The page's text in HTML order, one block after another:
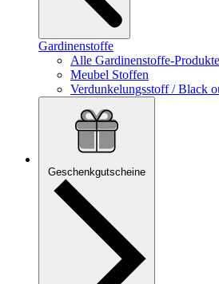
Gardinenstoffe
Alle Gardinenstoffe-Produkte
Meubel Stoffen
Verdunkelungsstoff / Black
Geschenkgutscheine